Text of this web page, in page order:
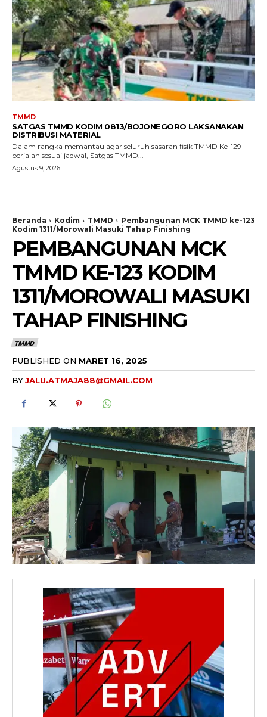
TMMD
SATGAS TMMD KODIM 0813/BOJONEGORO LAKSANAKAN
DISTRIBUSI MATERIAL
Dalam rangka memantau agar seluruh sasaran fisik TMMD Ke-129
berjalan sesuai jadwal, Satgas TMMD...
Agustus 9, 2026